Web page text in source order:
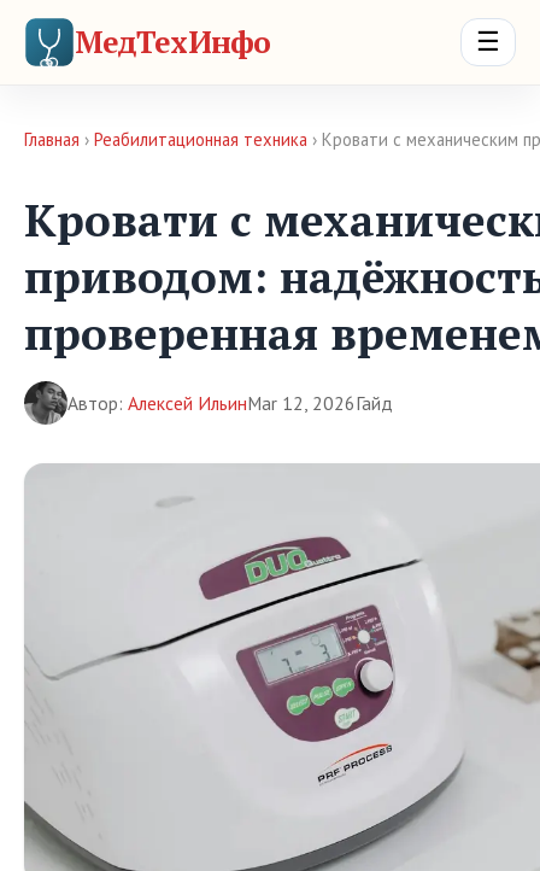
МедТехИнфо ☰
Главная › Реабилитационная техника › Кровати с механическим
Кровати с
приводом:
проверенная
Автор: Алексей ИльинMar 12, 2026Гайд